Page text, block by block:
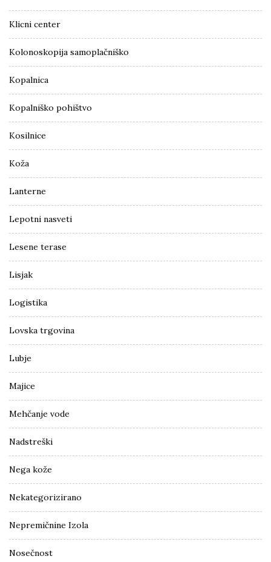
Klicni center
Kolonoskopija samoplačniško
Kopalnica
Kopalniško pohištvo
Kosilnice
Koža
Lanterne
Lepotni nasveti
Lesene terase
Lisjak
Logistika
Lovska trgovina
Lubje
Majice
Mehčanje vode
Nadstreški
Nega kože
Nekategorizirano
Nepremičnine Izola
Nosečnost